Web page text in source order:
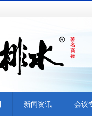
新闻资讯 会议